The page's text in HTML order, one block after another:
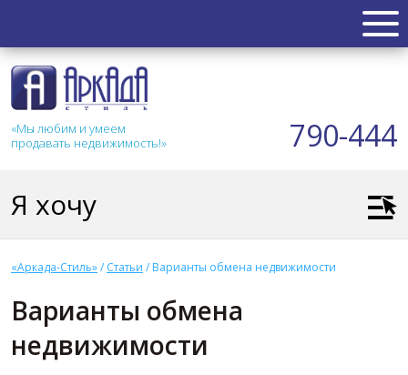
«Мы любим и умеем
продавать недвижимость!»
790-444
НЕДВИЖИМОСТЬ
Таунхаус
Коммерческая
АКЦИИ
Я хочу
«Аркада-Стиль»/ Статьи / Варианты обмена недвижимости
Варианты обмена
недвижимости